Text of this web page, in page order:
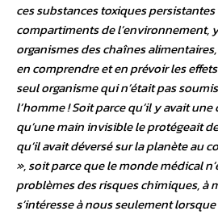
ces substances toxiques
compartiments de l’environnement,
organismes des chaînes
en comprendre et en prévoir les
seul organisme qui n’était pas
l’homme ! Soit parce qu’il y avait
qu’une main invisible le protégeait
qu’il avait déversé sur la planète au
», soit parce que le monde médical
problèmes des risques chimiques, à
s’intéresse à nous seulement